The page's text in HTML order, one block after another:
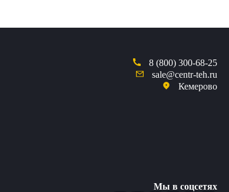
8 (800) 300-68-25
sale@centr-teh.ru
Кемерово
Мы в соцсетях